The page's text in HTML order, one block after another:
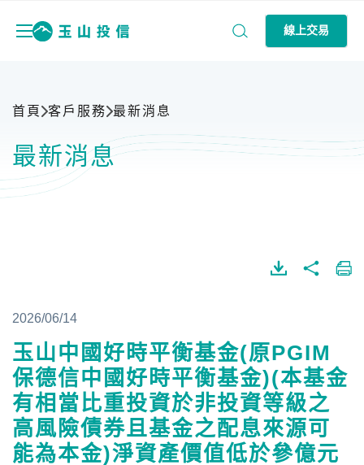
線上交易
首頁 客戶服務 最新消息
最新消息
2026/06/14
玉山中國好時平衡基金(原PGIM
保德信中國好時平衡基金)(本基金
有相當比重投資於非投資等級之
高風險債券且基金之配息來源可
能為本金)淨資產價值低於參億元